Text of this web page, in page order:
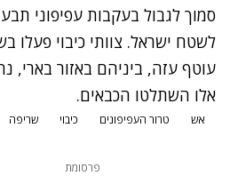
סמוך לגבול בעקבות עפיפוני
לשטח ישראל. צוותי כיבוי פעלו
עוטף עזה, ביניהם באזור בארי,
אלו השתלטו הכבאים.
אש טרור העפיפונים כיבוי שריפה
פרסומת